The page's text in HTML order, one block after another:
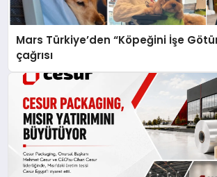
Mars Türkiye’den “Köpeğini İşe
çağrısı